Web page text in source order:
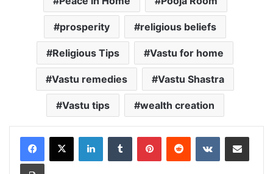
prosperity religious beliefs
Religious Tips Vastu for home
Vastu remedies Vastu Shastra
Vastu tips wealth creation
LinkedInTumblr PinterestReddit VKontakteShare via Email
Print